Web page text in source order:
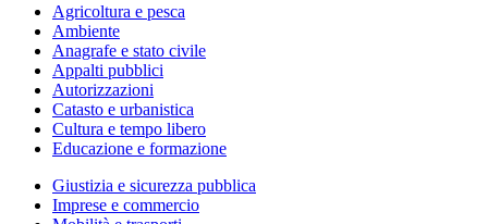
Agricoltura e pesca
Ambiente
Anagrafe e stato civile
Appalti pubblici
Autorizzazioni
Catasto e urbanistica
Cultura e tempo libero
Educazione e formazione
Giustizia e sicurezza pubblica
Imprese e commercio